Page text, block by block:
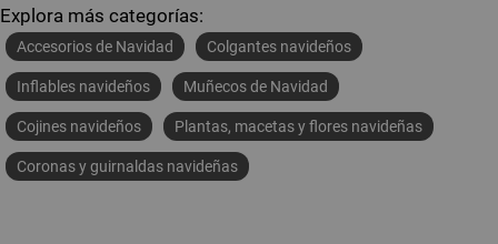
Explora más categorías:
Accesorios de Navidad Colgantes navideños
Inflables navideños Muñecos de Navidad
Cojines navideños Plantas, macetas y flores navideñas
Coronas y guirnaldas navideñas